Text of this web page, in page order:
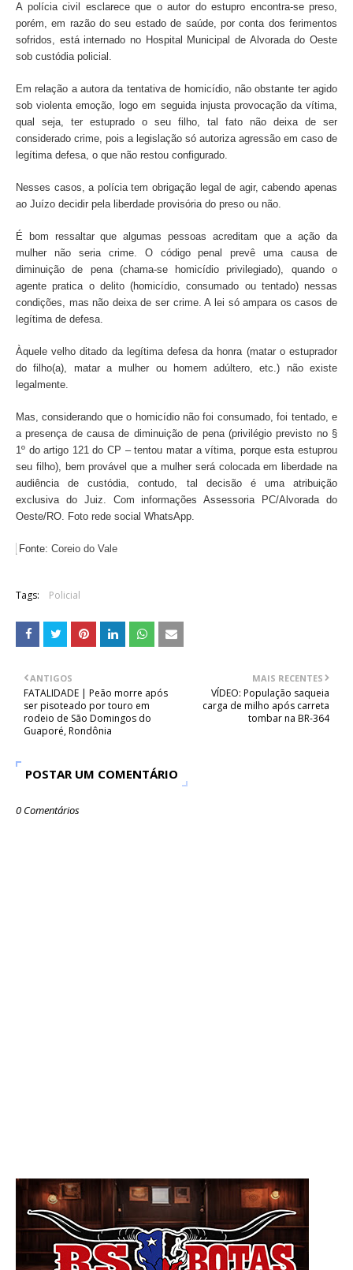
A polícia civil esclarece que o autor do estupro encontra-se preso,
porém, em razão do seu estado de saúde, por conta dos ferimentos
sofridos, está internado no Hospital Municipal de Alvorada do Oeste
sob custódia policial.
Em relação a autora da tentativa de homicídio, não obstante ter agido
sob violenta emoção, logo em seguida injusta provocação da vítima,
qual seja, ter estuprado o seu filho, tal fato não deixa de ser
considerado crime, pois a legislação só autoriza agressão em caso de
legítima defesa, o que não restou configurado.
Nesses casos, a polícia tem obrigação legal de agir, cabendo apenas
ao Juízo decidir pela liberdade provisória do preso ou não.
É bom ressaltar que algumas pessoas acreditam que a ação da
mulher não seria crime. O código penal prevê uma causa de
diminuição de pena (chama-se homicídio privilegiado), quando o
agente pratica o delito (homicídio, consumado ou tentado) nessas
condições, mas não deixa de ser crime. A lei só ampara os casos de
legítima de defesa.
Àquele velho ditado da legítima defesa da honra (matar o estuprador
do filho(a), matar a mulher ou homem adúltero, etc.) não existe
legalmente.
Mas, considerando que o homicídio não foi consumado, foi tentado, e
a presença de causa de diminuição de pena (privilégio previsto no §
1º do artigo 121 do CP – tentou matar a vítima, porque esta estuprou
seu filho), bem provável que a mulher será colocada em liberdade na
audiência de custódia, contudo, tal decisão é uma atribuição
exclusiva do Juiz. Com informações Assessoria PC/Alvorada do
Oeste/RO. Foto rede social WhatsApp.
Fonte: Coreio do Vale
Tags: Policial
MAIS RECENTES
VÍDEO: População saqueia
carga de milho após carreta
tombar na BR-364
ANTIGOS
FATALIDADE | Peão morre após
ser pisoteado por touro em
rodeio de São Domingos do
Guaporé, Rondônia
POSTAR UM COMENTÁRIO
0 Comentários